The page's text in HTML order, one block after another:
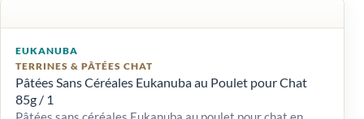
EUKANUBA
TERRINES & PÂTÉES CHAT
Pâtées Sans Céréales Eukanuba au Poulet pour Chat
85g / 1